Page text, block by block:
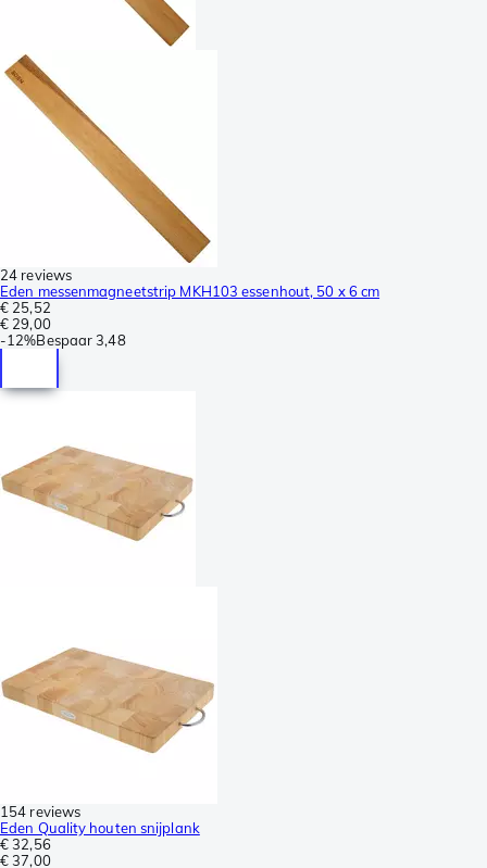
24 reviews
Eden messenmagneetstrip MKH103 essenhout, 50 x 6 cm
€ 25,52
€ 29,00
-12%Bespaar 3,48
154 reviews
Eden Quality houten snijplank
€ 32,56
€ 37,00